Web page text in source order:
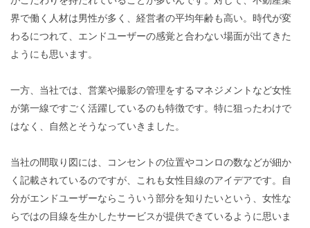
界で働く人材は男性が多く、経営者の平均年齢も高い。時代が変
わるにつれて、エンドユーザーの感覚と合わない場面が出てきた
ようにも思います。
一方、当社では、営業や撮影の管理をするマネジメント など女性
が第一線ですごく活躍しているのも特徴です。 特に狙ったわけで
はなく、自然とそうなっていきました。
当社の間取り図には、コンセントの位置やコンロの数などが細か
く記載されているのですが、これも女性目線のアイデアです。自
分がエンドユーザーならこういう部分を知りたいという、女性な
らではの目線を生かしたサービスが提供できているように思いま